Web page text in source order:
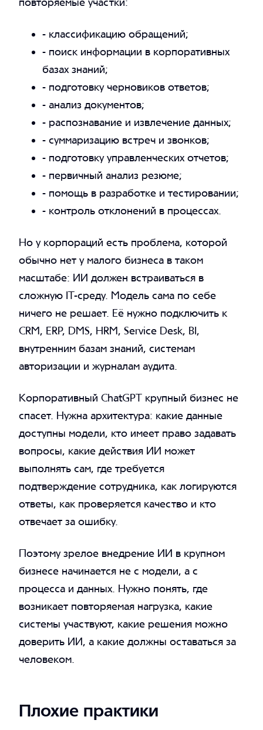
- классификацию обращений;
- поиск информации в корпоративных
базах знаний;
- подготовку черновиков ответов;
- анализ документов;
- распознавание и извлечение данных;
- суммаризацию встреч и звонков;
- подготовку управленческих отчетов;
- первичный анализ резюме;
- помощь в разработке и тестировании;
- контроль отклонений в процессах.
Но у корпораций есть проблема, которой
обычно нет у малого бизнеса в таком
масштабе: ИИ должен встраиваться в
сложную IT-среду. Модель сама по себе
ничего не решает. Её нужно подключить к
CRM, ERP, DMS, HRM, Service Desk, BI,
внутренним базам знаний, системам
авторизации и журналам аудита.
Корпоративный ChatGPT крупный бизнес не
спасет. Нужна архитектура: какие данные
доступны модели, кто имеет право задавать
вопросы, какие действия ИИ может
выполнять сам, где требуется
подтверждение сотрудника, как логируются
ответы, как проверяется качество и кто
отвечает за ошибку.
Поэтому зрелое внедрение ИИ в крупном
бизнесе начинается не с модели, а с
процесса и данных. Нужно понять, где
возникает повторяемая нагрузка, какие
системы участвуют, какие решения можно
доверить ИИ, а какие должны оставаться за
человеком.
Плохие практики